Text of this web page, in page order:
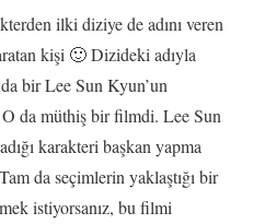
ilki diziye de adını veren
kişi 🙂 Dizideki adıyla
bir Lee Sun Kyun’un
da müthiş bir filmdi. Lee Sun
karakteri başkan yapma
da seçimlerin yaklaştığı bir
istiyorsanız, bu filmi